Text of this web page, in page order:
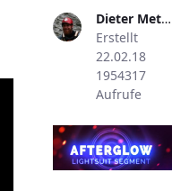
Dieter Metzler
Erstellt
22.02.18
1954317
Aufrufe